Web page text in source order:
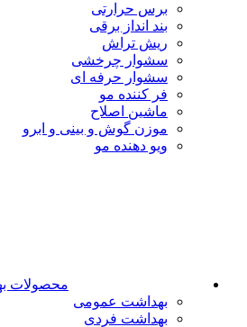
برس حرارتی
بند انداز برقی
ریش تراش
سشوار چرخشی
سشوار حرفه ای
فر کننده‌ مو
ماشین اصلاح
موزن گوش و بینی و ابرو
ویو دهنده مو
محصولات بهداشتی
بهداشت عمومی
بهداشت فردی